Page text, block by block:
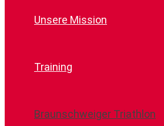
Unsere Mission
Training
Braunschweiger Triathlon